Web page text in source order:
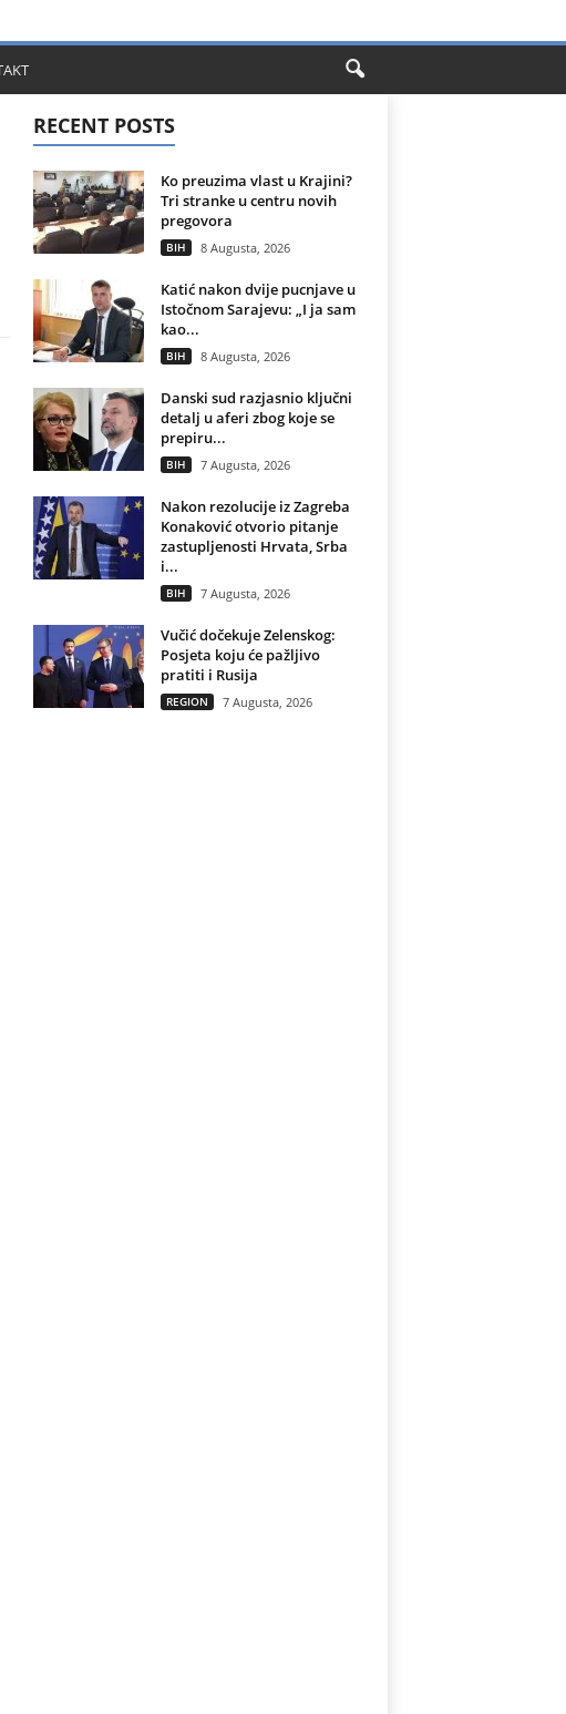
RECENT POSTS
Ko preuzima vlast u Krajini?
Tri stranke u centru novih
pregovora
BIH 8 Augusta, 2026
Katić nakon dvije pucnjave u
Istočnom Sarajevu: „I ja sam
kao...
BIH 8 Augusta, 2026
Danski sud razjasnio ključni
detalj u aferi zbog koje se
prepiru...
BIH 7 Augusta, 2026
Nakon rezolucije iz Zagreba
Konaković otvorio pitanje
zastupljenosti Hrvata, Srba
i...
BIH 7 Augusta, 2026
Vučić dočekuje Zelenskog:
Posjeta koju će pažljivo
pratiti i Rusija
REGION 7 Augusta, 2026